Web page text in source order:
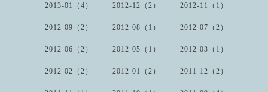
2013-01（4） 2012-12（2） 2012-11（1）
2012-09（2） 2012-08（1） 2012-07（2）
2012-06（2） 2012-05（1） 2012-03（1）
2012-02（2） 2012-01（2） 2011-12（2）